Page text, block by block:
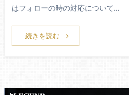
はフォローの時の対応について…
続きを読む